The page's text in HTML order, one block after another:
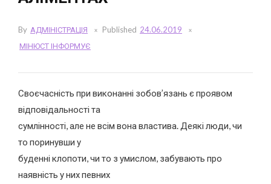
By АДМІНІСТРАЦІЯ Published 24.06.2019
МІНЮСТ ІНФОРМУЄ
Своєчасність при виконанні зобов’язань є проявом
відповідальності та
сумлінності, але не всім вона властива. Деякі люди, чи
то поринувши у
буденні клопоти, чи то з умислом, забувають про
наявність у них певних